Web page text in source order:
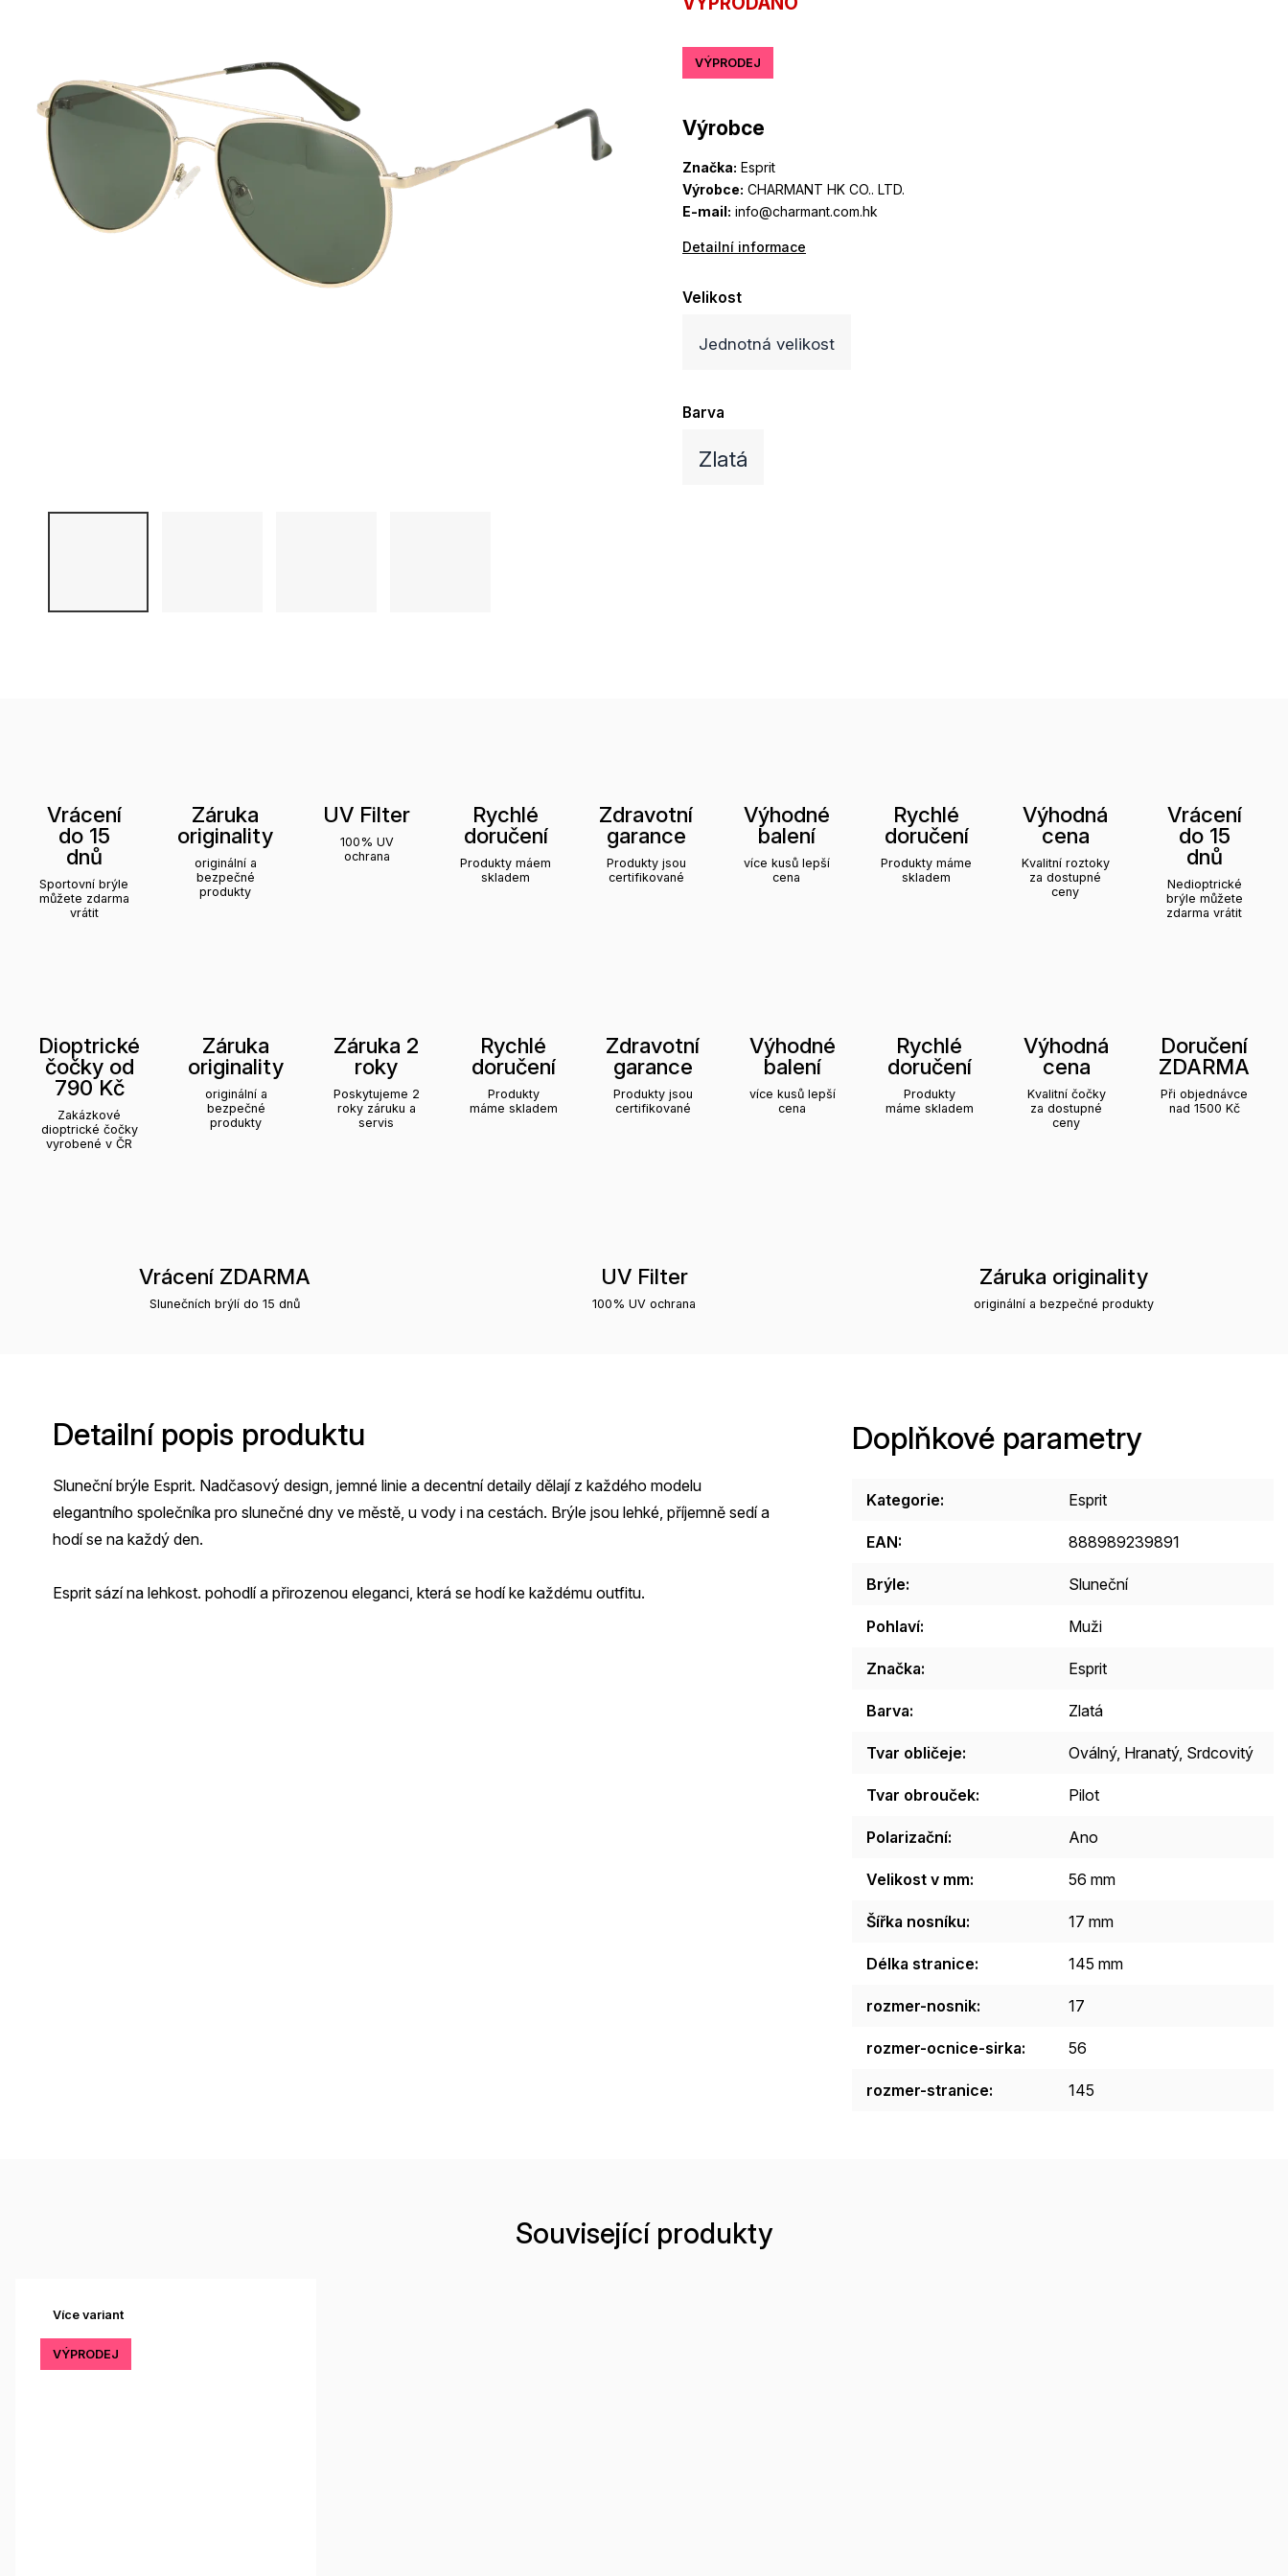
Výrobce
Značka: Esprit
Výrobce: CHARMANT HK CO.. LTD.
E-mail: info@charmant.com.hk
Detailní informace
VÝPRODEJ
Velikost
Jednotná velikost
Barva
Zlatá
Vrácení
do 15
dnů
Sportovní brýle
můžete zdarma
vrátit
Záruka
originality
originální a
bezpečné
produkty
UV Filter
100% UV
ochrana
Rychlé
doručení
Produkty máem
skladem
Zdravotní
garance
Produkty jsou
certifikované
Výhodné
balení
více kusů lepší
cena
Rychlé
doručení
Produkty máme
skladem
Výhodná
cena
Kvalitní roztoky
za dostupné
ceny
Vrácení
do 15
dnů
Nedioptrické
brýle můžete
zdarma vrátit
Dioptrické
čočky od
790 Kč
Zakázkové
dioptrické čočky
vyrobené v ČR
Záruka
originality
originální a
bezpečné
produkty
Záruka 2
roky
Poskytujeme 2
roky záruku a
servis
Rychlé
doručení
Produkty
máme skladem
Zdravotní
garance
Produkty jsou
certifikované
Výhodné
balení
více kusů lepší
cena
Rychlé
doručení
Produkty
máme skladem
Výhodná
cena
Kvalitní čočky
za dostupné
ceny
Doručení
ZDARMA
Při objednávce
nad 1500 Kč
Vrácení ZDARMA
Slunečních brýlí do 15 dnů
UV Filter
100% UV ochrana
Záruka originality
originální a bezpečné produkty
Detailní popis produktu
Sluneční brýle Esprit. Nadčasový design, jemné linie a decentní detaily dělají z každého modelu
elegantního společníka pro slunečné dny ve městě, u vody i na cestách. Brýle jsou lehké, příjemně sedí a
hodí se na každý den.
Esprit sází na lehkost. pohodlí a přirozenou eleganci, která se hodí ke každému outfitu.
Doplňkové parametry
Kategorie: Esprit
EAN: 888989239891
Brýle: Sluneční
Pohlaví: Muži
Značka: Esprit
Barva: Zlatá
Tvar obličeje: Oválný, Hranatý, Srdcovitý
Tvar obrouček: Pilot
Polarizační: Ano
Velikost v mm: 56 mm
Šířka nosníku: 17 mm
Délka stranice: 145 mm
rozmer-nosnik: 17
rozmer-ocnice-sirka: 56
rozmer-stranice: 145
Související produkty
Více variant
VÝPRODEJ